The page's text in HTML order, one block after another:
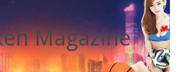
Magazine